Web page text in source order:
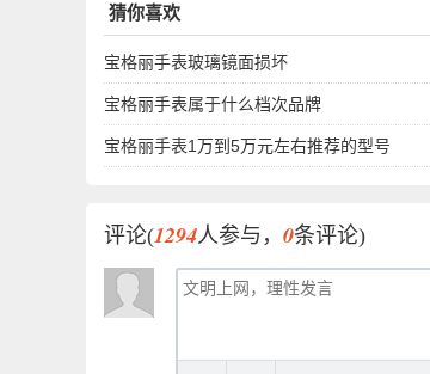
猜你喜欢
宝格丽手表玻璃镜面损坏
宝格丽手表属于什么档次品牌
宝格丽手表1万到5万元左右推荐的型号
评论(1294人参与， 0条评论)